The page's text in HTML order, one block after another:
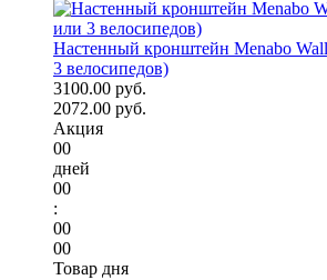
Настенный кронштейн Menabo
3 велосипедов)
3100.00 руб.
2072.00 руб.
Акция
00
дней
00
:
00
00
Товар дня